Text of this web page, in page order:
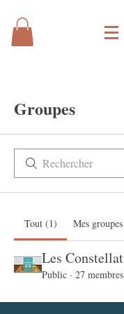
Groupes
Tout (1) Mes groupes
Public · 27 membres